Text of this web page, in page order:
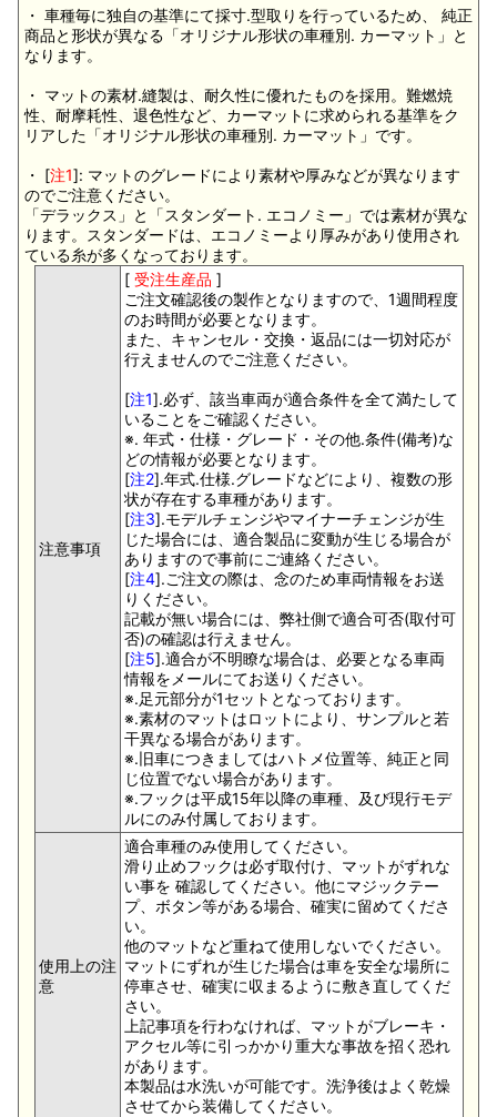
・ 車種毎に独自の基準にて採寸.型取りを行っているため、 純正
商品と形状が異なる「オリジナル形状の車種別. カーマット」と
なります。
・ マットの素材.縫製は、耐久性に優れたものを採用。難燃焼
性、耐摩耗性、退色性など、カーマットに求められる基準をク
リアした「オリジナル形状の車種別. カーマット」です。
・ [注1]: マットのグレードにより素材や厚みなどが異なります
のでご注意ください。
「デラックス」と「スタンダート. エコノミー」では素材が異な
ります。スタンダードは、エコノミーより厚みがあり使用され
ている糸が多くなっております。
注意事項
[ 受注生産品 ]
ご注文確認後の製作となりますので、1週間程度
のお時間が必要となります。
また、キャンセル・交換・返品には一切対応が
行えませんのでご注意ください。
[注1].必ず、該当車両が適合条件を全て満たして
いることをご確認ください。
※. 年式・仕様・グレード・その他.条件(備考)な
どの情報が必要となります。
[注2].年式.仕様.グレードなどにより、複数の形
状が存在する車種があります。
[注3].モデルチェンジやマイナーチェンジが生
じた場合には、適合製品に変動が生じる場合が
ありますので事前にご連絡ください。
[注4].ご注文の際は、念のため車両情報をお送
りください。
記載が無い場合には、弊社側で適合可否(取付可
否)の確認は行えません。
[注5].適合が不明瞭な場合は、必要となる車両
情報をメールにてお送りください。
※.足元部分が1セットとなっております。
※.素材のマットはロットにより、サンプルと若
干異なる場合があります。
※.旧車につきましてはハトメ位置等、純正と同
じ位置でない場合があります。
※.フックは平成15年以降の車種、及び現行モデ
ルにのみ付属しております。
使用上の注
意
適合車種のみ使用してください。
滑り止めフックは必ず取付け、マットがずれな
い事を 確認してください。他にマジックテー
プ、ボタン等がある場合、確実に留めてくださ
い。
他のマットなど重ねて使用しないでください。
マットにずれが生じた場合は車を安全な場所に
停車させ、確実に収まるように敷き直してくだ
さい。
上記事項を行わなければ、マットがブレーキ・
アクセル等に引っかかり重大な事故を招く恐れ
があります。
本製品は水洗いが可能です。洗浄後はよく乾燥
させてから装備してください。